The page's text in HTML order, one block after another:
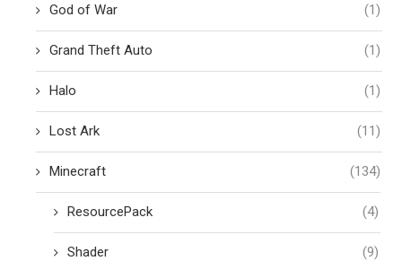
God of War (1)
Grand Theft Auto (1)
Halo (1)
Lost Ark (11)
Minecraft (134)
ResourcePack (4)
Shader (9)